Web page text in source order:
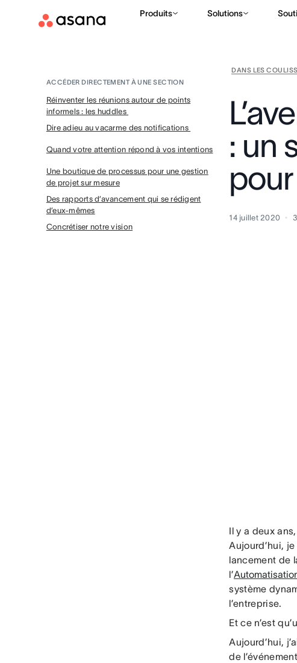
Produits Solutions
DANS LES
ACCÉDER DIRECTEMENT À UNE SECTION
Réinventer les réunions autour de points
informels : les huddles
Dire adieu au vacarme des notifications
Quand votre attention répond à vos intentions
Une boutique de processus pour une gestion
de projet sur mesure
Des rapports d’avancement qui se rédigent
d’eux-mêmes
Concrétiser notre vision
: un
14 juillet 2020 3
Il y a deux ans,
Aujourd’hui,
lancement de
l’
système
l’entreprise.
Et ce n’est
Aujourd’hui,
de l’événement